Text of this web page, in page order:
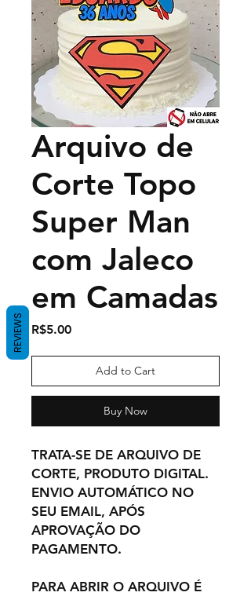
Arquivo de
Corte Topo
Super Man
com Jaleco
em Camadas
R$5.00Price
Add to Cart
Buy Now
TRATA-SE DE ARQUIVO DE
CORTE, PRODUTO DIGITAL.
ENVIO AUTOMÁTICO NO
SEU EMAIL, APÓS
APROVAÇÃO DO
PAGAMENTO.
PARA ABRIR O ARQUIVO É
REVIEWS